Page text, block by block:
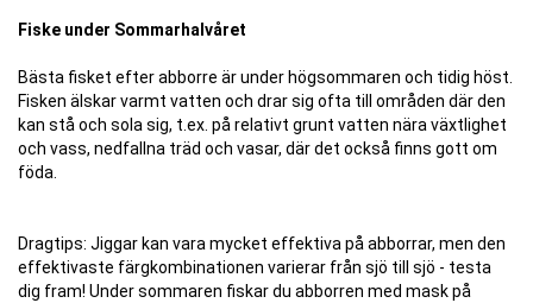
Fiske under Sommarhalvåret
Bästa fisket efter abborre är under högsommaren och tidig höst.
Fisken älskar varmt vatten och drar sig ofta till områden där den
kan stå och sola sig, t.ex. på relativt grunt vatten nära växtlighet
och vass, nedfallna träd och vasar, där det också finns gott om
föda.
Dragtips: Jiggar kan vara mycket effektiva på abborrar, men den
effektivaste färgkombinationen varierar från sjö till sjö - testa
dig fram! Under sommaren fiskar du abborren med mask på